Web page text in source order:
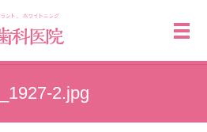
メ
2.jpg